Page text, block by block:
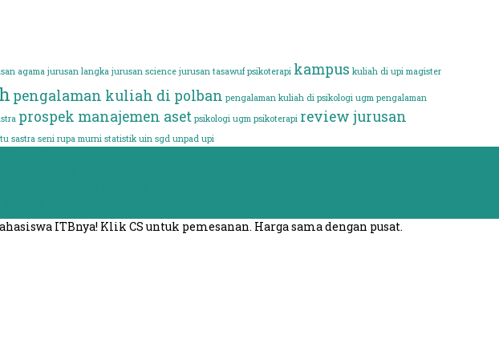
agama jurusan langka jurusan science jurusan tasawuf psikoterapi kampus kuliah di upi magister
pengalaman kuliah di polban pengalaman kuliah di psikologi ugm pengalaman
prospek manajemen aset psikologi ugm psikoterapi review jurusan
sastra seni rupa murni statistik uin sgd unpad upi
ITBnya! Klik CS untuk pemesanan. Harga sama dengan pusat.